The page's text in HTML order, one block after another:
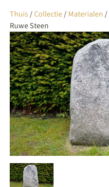
Thuis/Collectie/Materialen/
Ruwe Steen